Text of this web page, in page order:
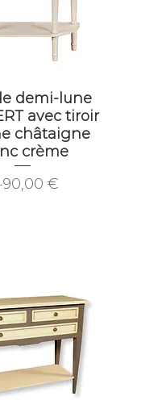
demi-lune
avec tiroir
châtaigne
crème
€